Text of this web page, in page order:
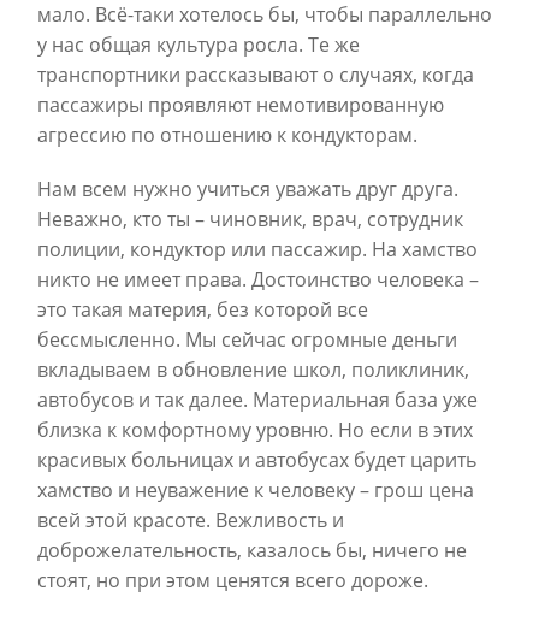
мало. Всё-таки хотелось бы, чтобы параллельно
у нас общая культура росла. Те же
транспортники рассказывают о случаях, когда
пассажиры проявляют немотивированную
агрессию по отношению к кондукторам.
Нам всем нужно учиться уважать друг друга.
Неважно, кто ты – чиновник, врач, сотрудник
полиции, кондуктор или пассажир. На хамство
никто не имеет права. Достоинство человека –
это такая материя, без которой все
бессмысленно. Мы сейчас огромные деньги
вкладываем в обновление школ, поликлиник,
автобусов и так далее. Материальная база уже
близка к комфортному уровню. Но если в этих
красивых больницах и автобусах будет царить
хамство и неуважение к человеку – грош цена
всей этой красоте. Вежливость и
доброжелательность, казалось бы, ничего не
стоят, но при этом ценятся всего дороже.